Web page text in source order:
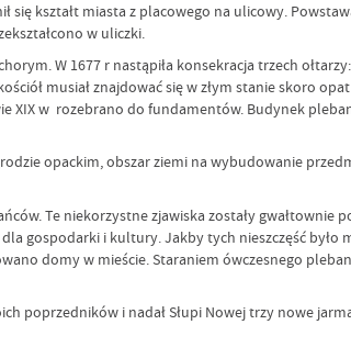
się kształt miasta z placowego na ulicowy.
w uliczki.
W 1677 r nastąpiła konsekracja trzech ołtarzy:
musiał znajdować się w złym stanie skoro
XIX w rozebrano do fundamentów. Budynek
opackim, obszar ziemi na wybudowanie
Te niekorzystne zjawiska zostały gwałtownie
gospodarki i kultury. Jakby tych nieszczęść było
domy w mieście. Staraniem ówczesnego
i nadał Słupi Nowej trzy nowe